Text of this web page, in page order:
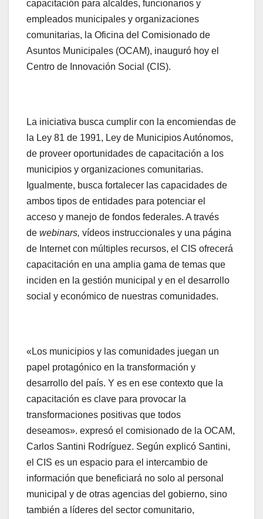
capacitación para alcaldes, funcionarios y
empleados municipales y organizaciones
comunitarias, la Oficina del Comisionado de
Asuntos Municipales (OCAM), inauguró hoy el
Centro de Innovación Social (CIS).
La iniciativa busca cumplir con la encomiendas de
la Ley 81 de 1991, Ley de Municipios Autónomos,
de proveer oportunidades de capacitación a los
municipios y organizaciones comunitarias.
Igualmente, busca fortalecer las capacidades de
ambos tipos de entidades para potenciar el
acceso y manejo de fondos federales. A través
de webinars, vídeos instruccionales y una página
de Internet con múltiples recursos, el CIS ofrecerá
capacitación en una amplia gama de temas que
inciden en la gestión municipal y en el desarrollo
social y económico de nuestras comunidades.
«Los municipios y las comunidades juegan un
papel protagónico en la transformación y
desarrollo del país. Y es en ese contexto que la
capacitación es clave para provocar la
transformaciones positivas que todos
deseamos». expresó el comisionado de la OCAM,
Carlos Santini Rodríguez. Según explicó Santini,
el CIS es un espacio para el intercambio de
información que beneficiará no solo al personal
municipal y de otras agencias del gobierno, sino
también a líderes del sector comunitario,